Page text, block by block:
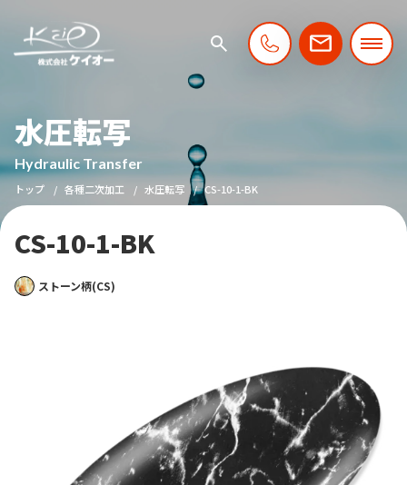
水圧転写
Hydraulic Transfer
トップ 各種二次加工 水圧転写 CS-10-1-BK
CS-10-1-BK
ストーン柄(CS)